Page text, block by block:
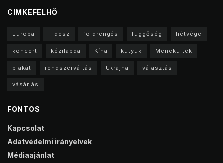
CIMKEFELHŐ
Europa Fidesz földrengés függőség hétvége
koncert kézilabda Kína kütyük Menekültek
plakát rendszerváltás Ukrajna választás
vásárlás
FONTOS
Kapcsolat
Adatvédelmi irányelvek
Médiaajánlat